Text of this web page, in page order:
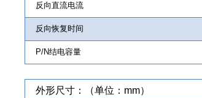
反向直流电流
反向恢复时间
P/N结电容量
外形尺寸：（单位：mm）